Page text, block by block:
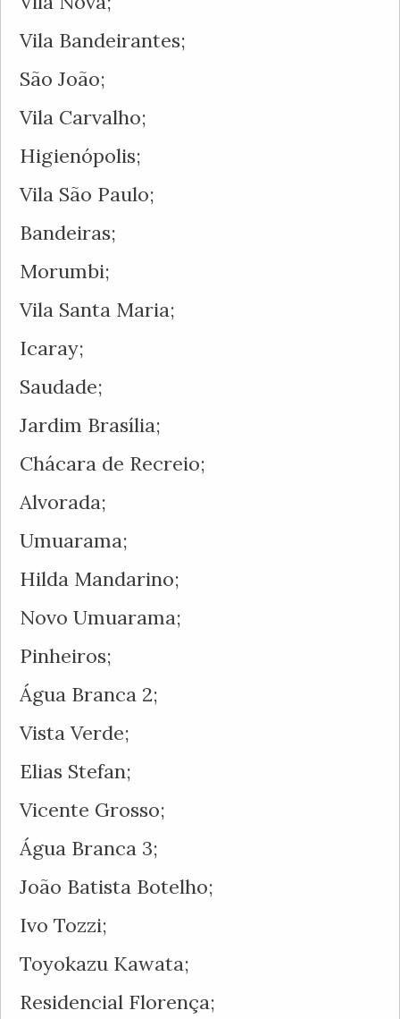
Vila Bandeirantes;
São João;
Vila Carvalho;
Higienópolis;
Vila São Paulo;
Bandeiras;
Morumbi;
Vila Santa Maria;
Icaray;
Saudade;
Jardim Brasília;
Chácara de Recreio;
Alvorada;
Umuarama;
Hilda Mandarino;
Novo Umuarama;
Pinheiros;
Água Branca 2;
Vista Verde;
Elias Stefan;
Vicente Grosso;
Água Branca 3;
João Batista Botelho;
Ivo Tozzi;
Toyokazu Kawata;
Residencial Florença;